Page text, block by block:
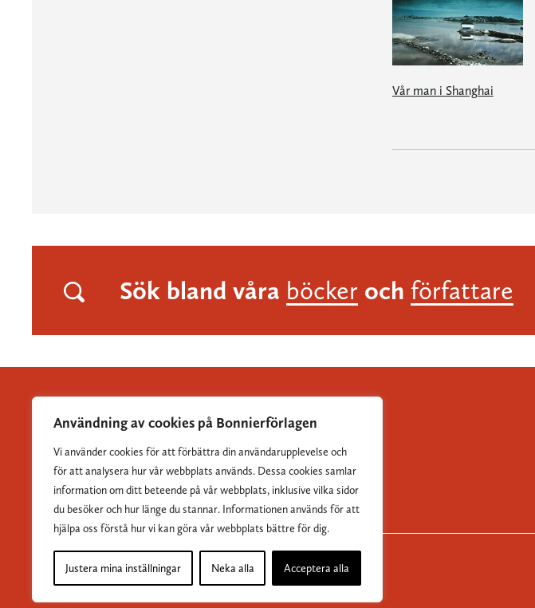
Användning av cookies på Bonnierförlagen
Vi använder cookies för att förbättra din användarupplevelse och
för att analysera hur vår webbplats används. Dessa cookies samlar
information om ditt beteende på vår webbplats, inklusive vilka sidor
du besöker och hur länge du stannar. Informationen används för att
hjälpa oss förstå hur vi kan göra vår webbplats bättre för dig.
Justera mina inställningar Neka alla Acceptera alla
Vår man i Shanghai
Sök bland våra böcker och författare
Albert Bonniers Förlag grundades 1837 och är Sveriges
största skönlitterära förlag.